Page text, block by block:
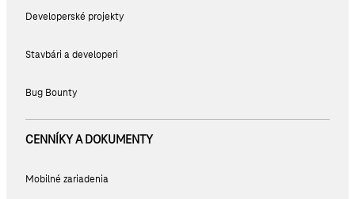
Developerské projekty
Stavbári a developeri
Bug Bounty
CENNÍKY A DOKUMENTY
Mobilné zariadenia